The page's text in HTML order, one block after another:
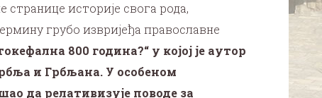
историје свога рода,
грубо извријеђа православне
800 година?“ у којој је аутор
и Грбљана. У особеном
да релативизује поводе за